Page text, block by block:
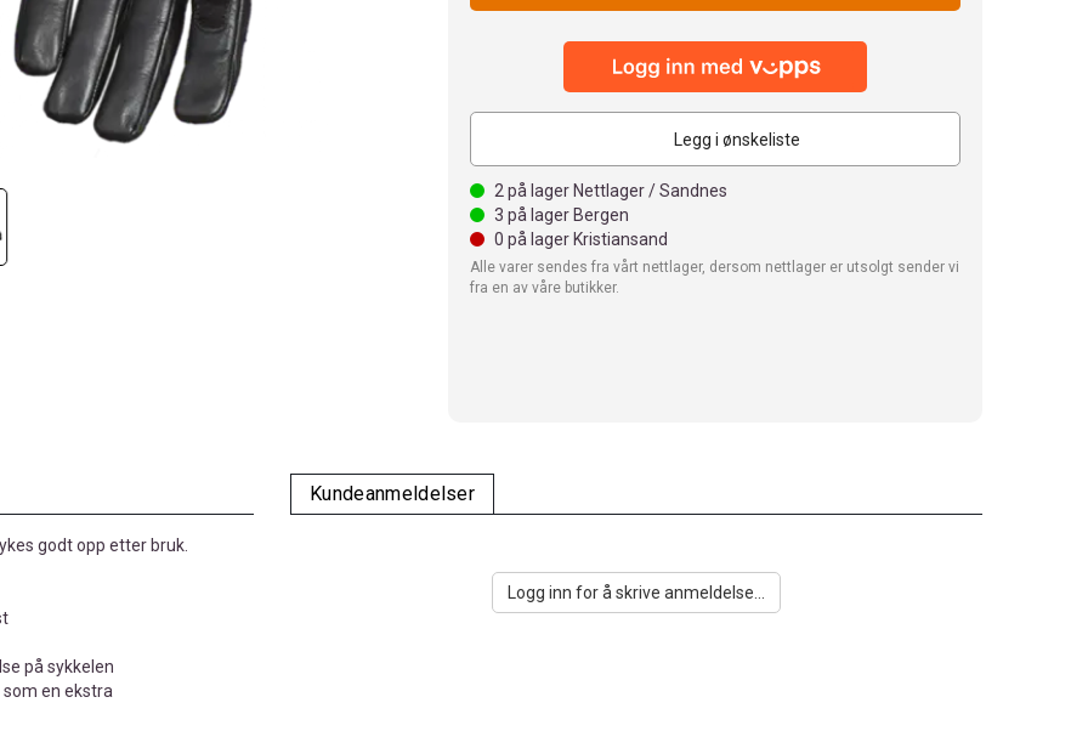
Legg i ønskeliste
2 på lager Nettlager / Sandnes
3 på lager Bergen
0 på lager Kristiansand
Alle varer sendes fra vårt nettlager, dersom nettlager er utsolgt sender vi
fra en av våre butikker.
godt opp etter bruk.
på sykkelen
en ekstra
Kundeanmeldelser
Logg inn for å skrive anmeldelse...